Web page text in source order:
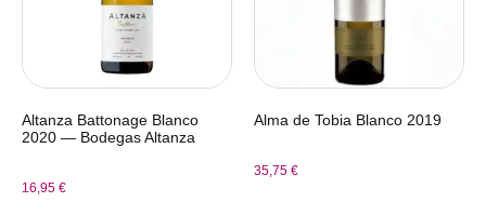
Altanza Battonage Blanco
2020 — Bodegas Altanza
16,95 €
Alma de Tobia Blanco 2019
35,75 €